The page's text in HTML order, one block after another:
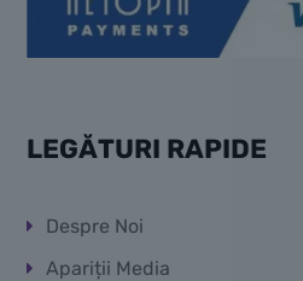
LEGĂTURI RAPIDE
Despre Noi
Apariții Media